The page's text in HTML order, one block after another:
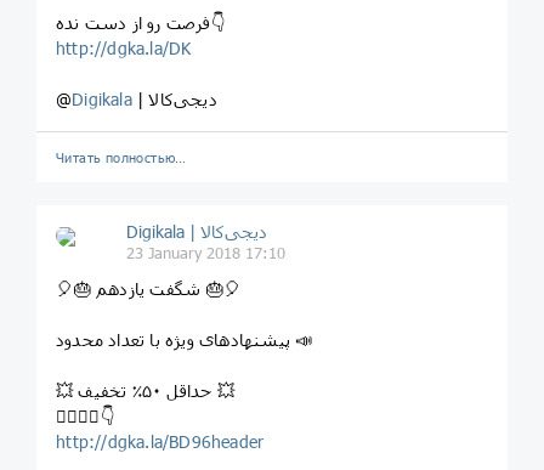
فرصت رو از دست نده👇
http://dgka.la/DK
@Digikala | دیجی‌کالا
Читать полностью…
Digikala | دیجی‌کالا
23 January 2018 17:10
⁣🎈⁣🎂 شگفت یازدهم ⁣🎂🎈
⁣پیشنهادهای ویژه با تعداد محدود 📣
💥 حداقل ۵۰٪ تخفیف 💥
⁣👇🏻👇🏼👇
http://dgka.la/BD96header